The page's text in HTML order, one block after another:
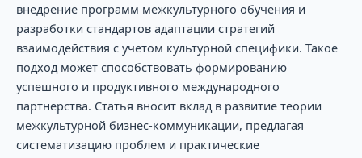
внедрение программ межкультурного обучения и
разработки стандартов адаптации стратегий
взаимодействия с учетом культурной специфики. Такое
подход может способствовать формированию
успешного и продуктивного международного
партнерства. Статья вносит вклад в развитие теории
межкультурной бизнес-коммуникации, предлагая
систематизацию проблем и практические